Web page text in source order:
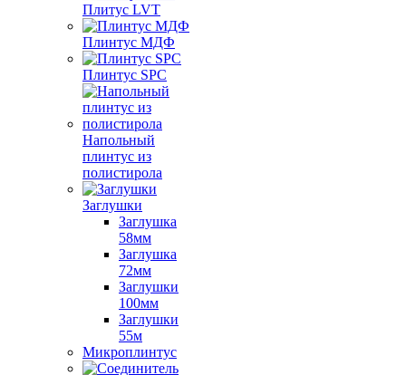
Плитус LVT
Плинтус МДФ
Плинтус SPC
Напольный
плинтус из
полистирола
Заглушки
Заглушка
58мм
Заглушка
72мм
Заглушки
100мм
Заглушки
55м
Микроплинтус